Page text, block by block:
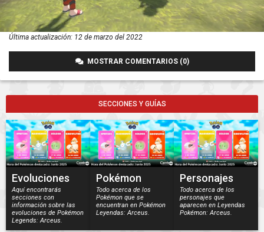
Última actualización: 12 de marzo del 2022
MOSTRAR COMENTARIOS (0)
SECCIONES Y GUÍAS
Evoluciones
Aquí encontrarás
secciones con
información sobre las
evoluciones de Pokémon
Legends: Arceus.
Pokémon
Todo acerca de los
Pokémon que se
encuentran en Pokémon
Leyendas: Arceus.
Personajes
Todo acerca de los
personajes que
aparecen en Leyendas
Pokémon: Arceus.